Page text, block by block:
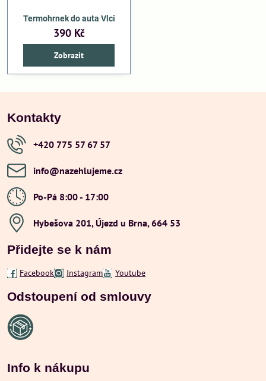
Termohrnek do auta Vlci
390 Kč
Zobrazit
Kontakty
+420 775 57 67 57
info​@nazehlujeme​.cz
Po-Pá 8:00 - 17:00
Hybešova 201, Újezd u Brna, 664 53
Přidejte se k nám
Facebook Instagram Youtube
Odstoupení od smlouvy
Info k nákupu